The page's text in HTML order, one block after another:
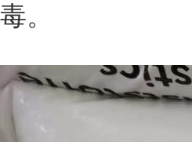
毒。